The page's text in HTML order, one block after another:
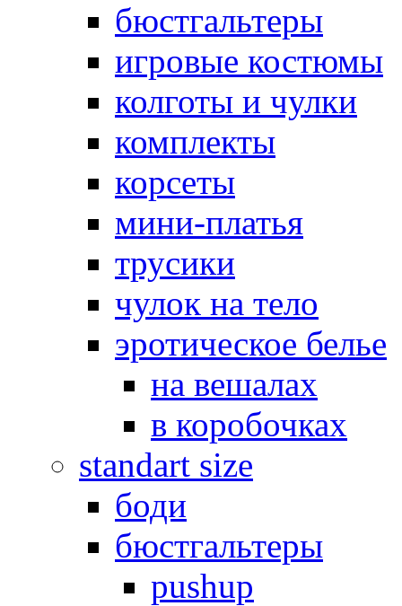
бюстгальтеры
игровые костюмы
колготы и чулки
комплекты
корсеты
мини-платья
трусики
чулок на тело
эротическое белье
на вешалах
в коробочках
standart size
боди
бюстгальтеры
pushup